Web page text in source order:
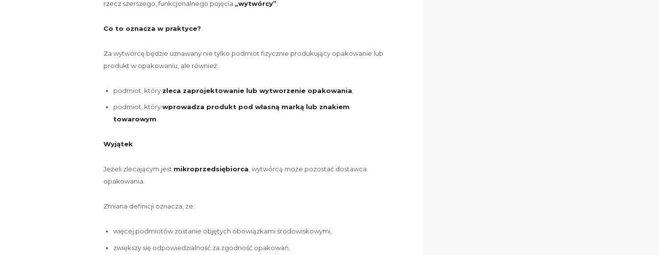
rzecz szerszego, funkcjonalnego pojęcia „wytwórcy”
Co to oznacza w praktyce?
Za wytwórcę będzie uznawany nie tylko podmiot fizycznie produkujący opakowanie lub
produkt w opakowaniu, ale również:
podmiot, który zleca zaprojektowanie lub wytworzenie opakowania
podmiot, którywprowadza produkt pod własną marką lub znakiem
towarowym.
Wyjątek
Jeżeli zlecającym jest mikroprzedsiębiorca, wytwórcą może pozostać dostawca
opakowania.
Zmiana definicji oznacza, że:
więcej podmiotów zostanie objętych obowiązkami środowiskowymi,
zwiększy się odpowiedzialność za zgodność opakowań,